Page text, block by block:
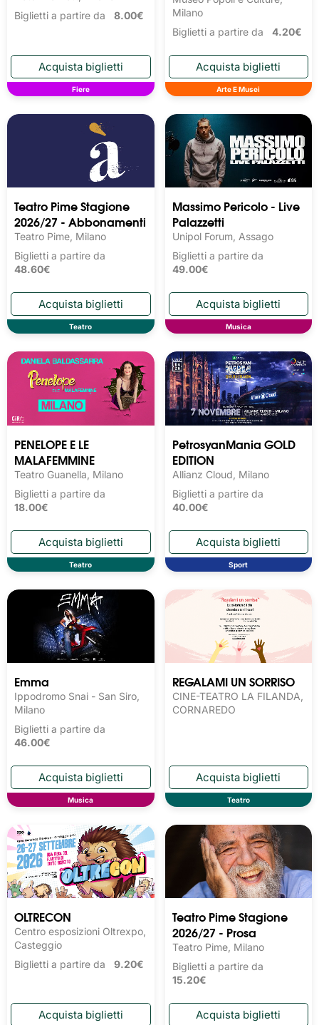
Biglietti a partire da 8.00€
Fiere
Milano
Biglietti a partire da 4.20€
Arte E Musei
Teatro Pime Stagione
2026/27 - Abbonamenti
Teatro Pime, Milano
Biglietti a partire da
48.60€
Teatro
Massimo Pericolo - Live
Palazzetti
Unipol Forum, Assago
Biglietti a partire da
49.00€
Musica
PENELOPE E LE
MALAFEMMINE
Teatro Guanella, Milano
Biglietti a partire da
18.00€
Teatro
PetrosyanMania GOLD
EDITION
Allianz Cloud, Milano
Biglietti a partire da
40.00€
Sport
Emma
Ippodromo Snai - San Siro,
Milano
Biglietti a partire da
46.00€
Musica
REGALAMI UN SORRISO
CINE-TEATRO LA FILANDA,
CORNAREDO
Teatro
OLTRECON
Centro esposizioni Oltrexpo,
Casteggio
Biglietti a partire da 9.20€
Teatro Pime Stagione
2026/27 - Prosa
Teatro Pime, Milano
Biglietti a partire da
15.20€